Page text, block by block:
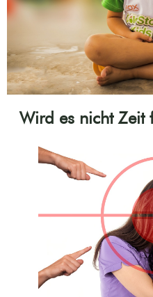
Wird es nicht Zeit